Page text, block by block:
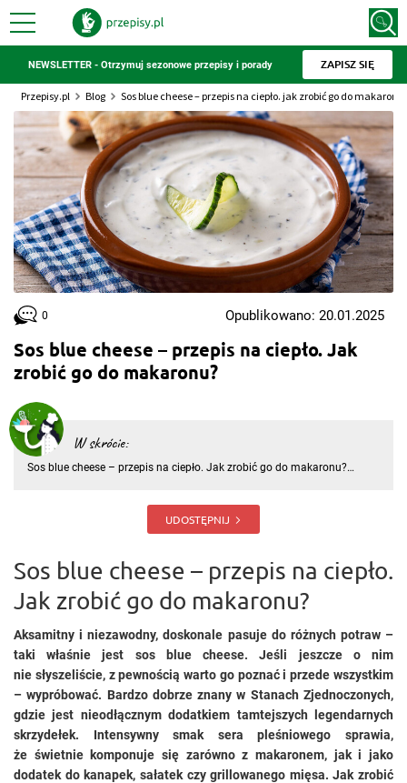
NEWSLETTER - Otrzymuj sezonowe przepisy i porady ZAPISZ SIĘ
Przepisy.pl Blog Sos blue cheese – przepis na ciepło. jak zrobić go do
Sos blue cheese – przepis na ciepło. Jak
zrobić go do makaronu?
W skrócie:
Sos blue cheese – przepis na ciepło. Jak zrobić go do makaronu?
pewnością warto go poznać i przede wszystkim – wypróbo
UDOSTĘPNIJ
0 Opublikowano: 20.01.2025
Sos blue cheese – przepis na ciepło.
Jak zrobić go do makaronu?
Aksamitny i niezawodny, doskonale pasuje do różnych potraw –
taki właśnie jest sos blue cheese. Jeśli jeszcze o nim
nie słyszeliście, z pewnością warto go poznać i przede wszystkim
– wypróbować. Bardzo dobrze znany w Stanach Zjednoczonych,
gdzie jest nieodłącznym dodatkiem tamtejszych legendarnych
skrzydełek. Intensywny smak sera pleśniowego sprawia,
że świetnie komponuje się zarówno z makaronem, jak i jako
dodatek do kanapek, sałatek czy grillowanego mięsa. Jak zrobić